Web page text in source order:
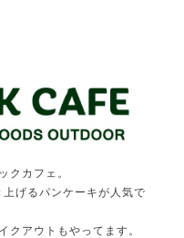
クカフェ。
げるパンケーキが人気で
クアウトもやってます。